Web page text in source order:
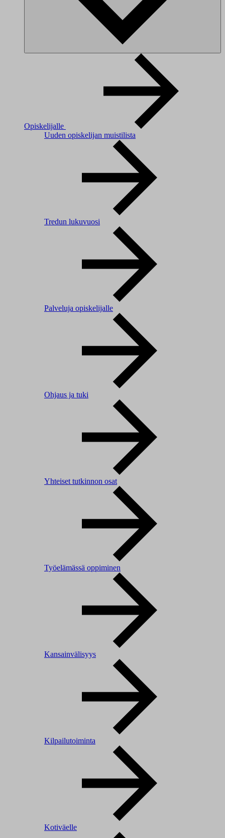
Opiskelijalle
Uuden opiskelijan muistilista
Tredun lukuvuosi
Palveluja opiskelijalle
Ohjaus ja tuki
Yhteiset tutkinnon osat
Työelämässä oppiminen
Kansainvälisyys
Kilpailutoiminta
Kotiväelle